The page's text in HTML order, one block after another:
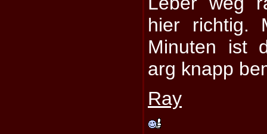
hier richtig.
Minuten ist
arg knapp
Ray